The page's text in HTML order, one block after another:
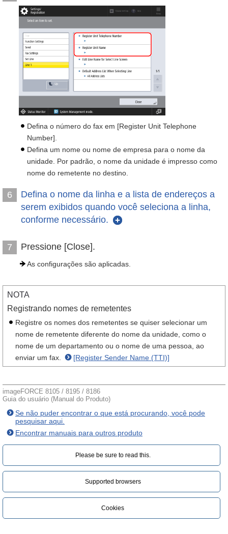
Defina o número do fax em [Register Unit Telephone
Number].
Defina um nome ou nome de empresa para o nome da
unidade. Por padrão, o nome da unidade é impresso como
nome do remetente no destino.
6
Defina o nome da linha e a lista de endereços a
serem exibidos quando você seleciona a linha,
conforme necessário.
7 Pressione [Close].
As configurações são aplicadas.
NOTA
Registrando nomes de remetentes
Registre os nomes dos remetentes se quiser selecionar um
nome de remetente diferente do nome da unidade, como o
nome de um departamento ou o nome de uma pessoa, ao
enviar um fax.
[Register Sender Name (TTI)]
imageFORCE 8105 / 8195 / 8186
Guia do usuário (Manual do Produto)
Se não puder encontrar o que está procurando, você pode
pesquisar aqui.
Encontrar manuais para outros produto
Please be sure to read this.‎
Supported browsers
Cookies